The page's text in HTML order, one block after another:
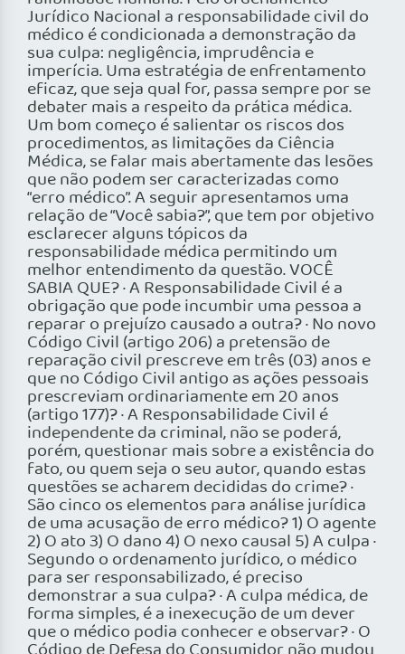
Jurídico Nacional a responsabilidade civil do
médico é condicionada a demonstração da
sua culpa: negligência, imprudência e
imperícia. Uma estratégia de enfrentamento
eficaz, que seja qual for, passa sempre por se
debater mais a respeito da prática médica.
Um bom começo é salientar os riscos dos
procedimentos, as limitações da Ciência
Médica, se falar mais abertamente das lesões
que não podem ser caracterizadas como
“erro médico”. A seguir apresentamos uma
relação de “Você sabia?”, que tem por objetivo
esclarecer alguns tópicos da
responsabilidade médica permitindo um
melhor entendimento da questão. VOCÊ
SABIA QUE? · A Responsabilidade Civil é a
obrigação que pode incumbir uma pessoa a
reparar o prejuízo causado a outra? · No novo
Código Civil (artigo 206) a pretensão de
reparação civil prescreve em três (03) anos e
que no Código Civil antigo as ações pessoais
prescreviam ordinariamente em 20 anos
(artigo 177)? · A Responsabilidade Civil é
independente da criminal, não se poderá,
porém, questionar mais sobre a existência do
fato, ou quem seja o seu autor, quando estas
questões se acharem decididas do crime? ·
São cinco os elementos para análise jurídica
de uma acusação de erro médico? 1) O agente
2) O ato 3) O dano 4) O nexo causal 5) A culpa ·
Segundo o ordenamento jurídico, o médico
para ser responsabilizado, é preciso
demonstrar a sua culpa? · A culpa médica, de
forma simples, é a inexecução de um dever
que o médico podia conhecer e observar? · O